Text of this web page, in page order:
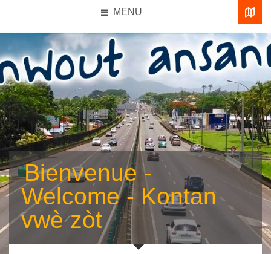
MENU
Bienvenue -
Welcome - Kontan
vwè zòt